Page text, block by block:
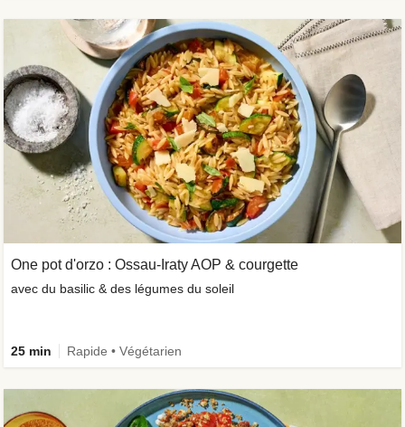
One pot d'orzo : Ossau-Iraty AOP & courgette
avec du basilic & des légumes du soleil
25 min Rapide • Végétarien